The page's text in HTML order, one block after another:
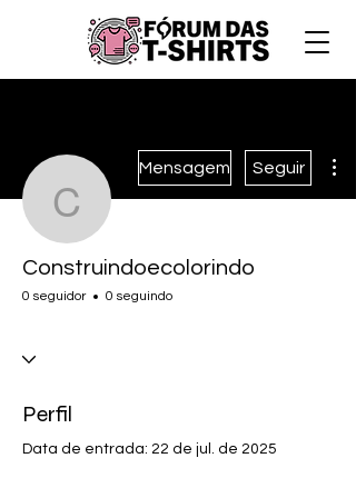
Mensagem Seguir
Construindoecolorindo
0 seguidor 0 seguindo
Perfil
Data de entrada: 22 de jul. de 2025